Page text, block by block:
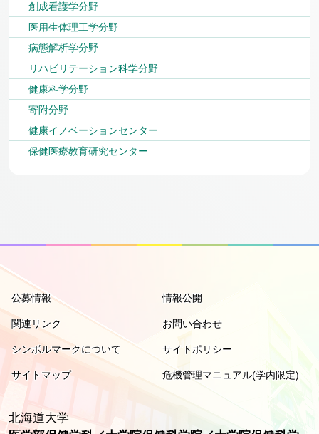
創成看護学分野
医用生体理工学分野
病態解析学分野
リハビリテーション科学分野
健康科学分野
寄附分野
健康イノベーションセンター
保健医療教育研究センター
北海道大学
公募情報 情報公開
関連リンク お問い合わせ
シンボルマークについて サイトポリシー
サイトマップ 危機管理マニュアル(学内限定)